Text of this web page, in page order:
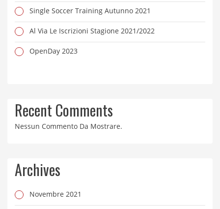
Single Soccer Training Autunno 2021
Al Via Le Iscrizioni Stagione 2021/2022
OpenDay 2023
Recent Comments
Nessun Commento Da Mostrare.
Archives
Novembre 2021